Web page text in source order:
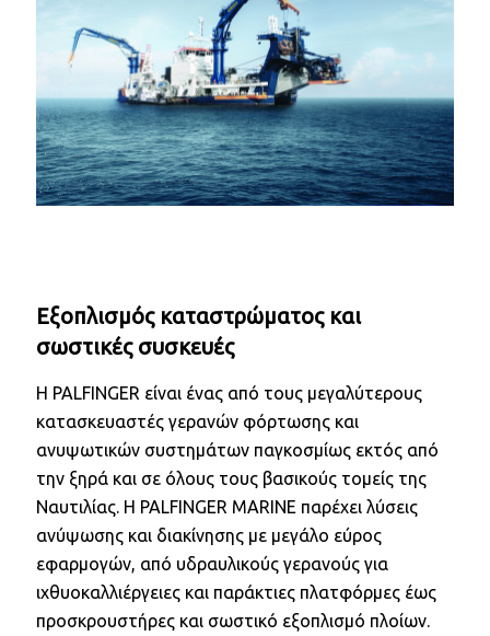
Εξοπλισμός καταστρώματος και
σωστικές συσκευές
Η PALFINGER είναι ένας από τους μεγαλύτερους
κατασκευαστές γερανών φόρτωσης και
ανυψωτικών συστημάτων παγκοσμίως εκτός από
την ξηρά και σε όλους τους βασικούς τομείς της
Ναυτιλίας. Η PALFINGER MARINE παρέχει λύσεις
ανύψωσης και διακίνησης με μεγάλο εύρος
εφαρμογών, από υδραυλικούς γερανούς για
ιχθυοκαλλιέργειες και παράκτιες πλατφόρμες έως
προσκρουστήρες και σωστικό εξοπλισμό πλοίων.